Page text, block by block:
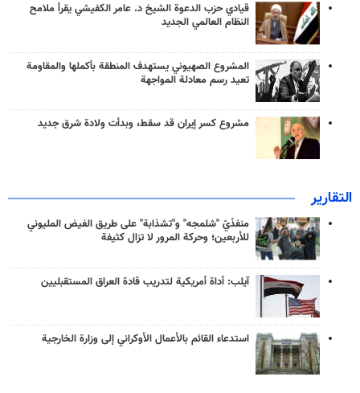
قيادي حزب الدعوة الشيخ د. عامر الكفيشي يقرأ ملامح
النظام العالمي الجديد
المشروع الصهيوني يستهدف المنطقة بأكملها والمقاومة
تعيد رسم معادلة المواجهة
مشروع كسر إيران قد سقط، وبدأت ولادة شرق جديد
التقارير
منفذَيّ "شلمجه" و"تشذابة" على طريق الفيض المليوني
للأربعين؛ وحركة المرور لا تزال كثيفة
آيلب: أداة أمريكية لتدريب قادة العراق المستقبليين
استدعاء القائم بالأعمال الأوكراني إلى وزارة الخارجية